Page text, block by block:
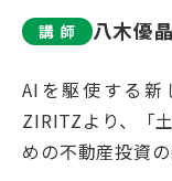
講 師 八木優
AIを駆使する新
ZIRITZより、「
めの不動産投資